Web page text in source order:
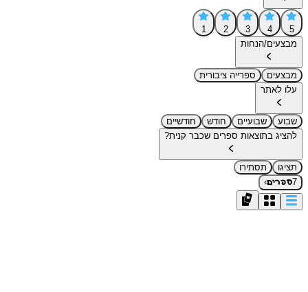
5
4
3
2
1
מבצעים/הנחות
מבצעים
ספרייה ציבורית
עלו לאתר
שבוע שבועיים חודש
חודשיים
להציג בתוצאות ספרים שכבר קנית?
תציגו
תסתירו
7ספרים›